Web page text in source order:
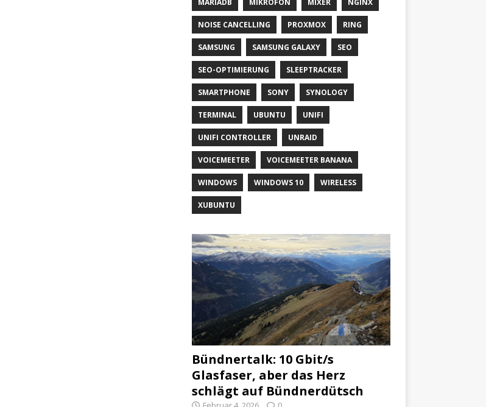
NOISE CANCELLING PROXMOX RING
SAMSUNG SAMSUNG GALAXY SEO
SEO-OPTIMIERUNG SLEEPTRACKER
SMARTPHONE SONY SYNOLOGY
TERMINAL UBUNTU UNIFI
UNIFI CONTROLLER UNRAID
VOICEMEETER VOICEMEETER BANANA
WINDOWS WINDOWS 10 WIRELESS
XUBUNTU
Bündnertalk: 10 Gbit/s
Glasfaser, aber das Herz
schlägt auf Bündnerdütsch